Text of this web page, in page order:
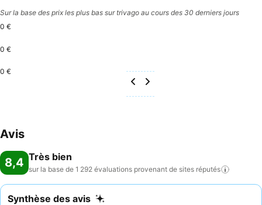
Sur la base des prix les plus bas sur trivago au cours des 30 derniers jours
0 €
0 €
0 €
Avis
8,4 Très bien
sur la base de 1 292 évaluations provenant de sites réputés
Synthèse des avis